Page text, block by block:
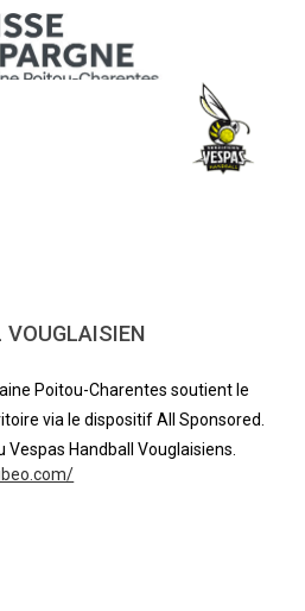
Poitou-Charentes soutient le
via le dispositif All Sponsored.
Vespas Handball Vouglaisiens.